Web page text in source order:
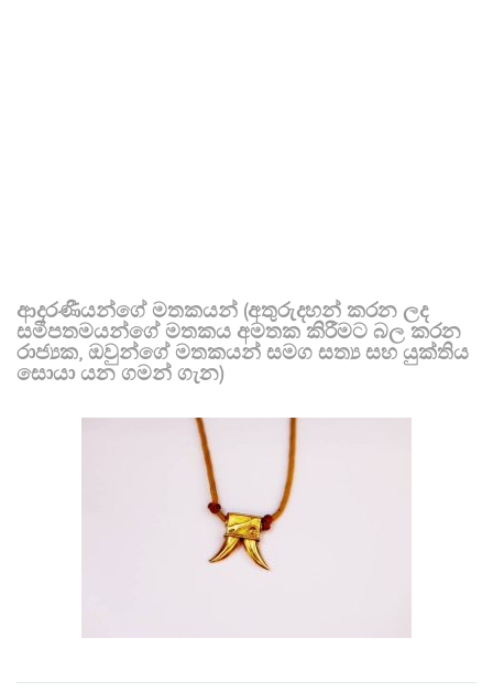
ආදරණීයන්ගේ මතකයන් (අතුරුදහන් කරන ලද
සමීපතමයන්ගේ මතකය අමතක කිරීමට බල කරන
රාජ්‍යක, ඔවුන්ගේ මතකයන් සමග සත්‍ය සහ යුක්තිය
සොයා යන ගමන් ගැන)